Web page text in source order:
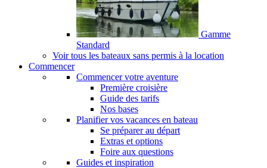
Gamme
Standard
Voir tous les bateaux sans permis à la location
Commencer
Commencer votre aventure
Première croisière
Guide des tarifs
Nos bases
Planifier vos vacances en bateau
Se préparer au départ
Extras et options
Foire aux questions
Guides et inspiration